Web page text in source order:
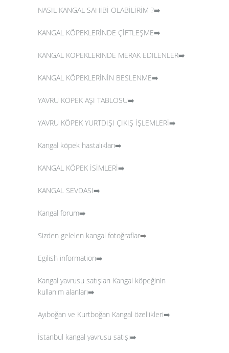
NASIL KANGAL SAHİBİ OLABİLİRİM ?➡️
KANGAL KÖPEKLERİNDE ÇİFTLEŞME➡️
KANGAL KÖPEKLERİNDE MERAK EDİLENLER➡️
KANGAL KÖPEKLERİNİN BESLENME➡️
YAVRU KÖPEK AŞI TABLOSU➡️
YAVRU KÖPEK YURTDIŞI ÇIKIŞ İŞLEMLERİ➡️
Kangal köpek hastalıkları➡️
KANGAL KÖPEK İSİMLERİ➡️
KANGAL SEVDASI➡️
Kangal forum➡️
Sizden gelelen kangal fotoğraflar➡️
Egilish information➡️
Kangal yavrusu satışları Kangal köpeğinin
kullanım alanları➡️
Ayıboğan ve Kurtboğan Kangal özellikleri➡️
İstanbul kangal yavrusu satışı➡️